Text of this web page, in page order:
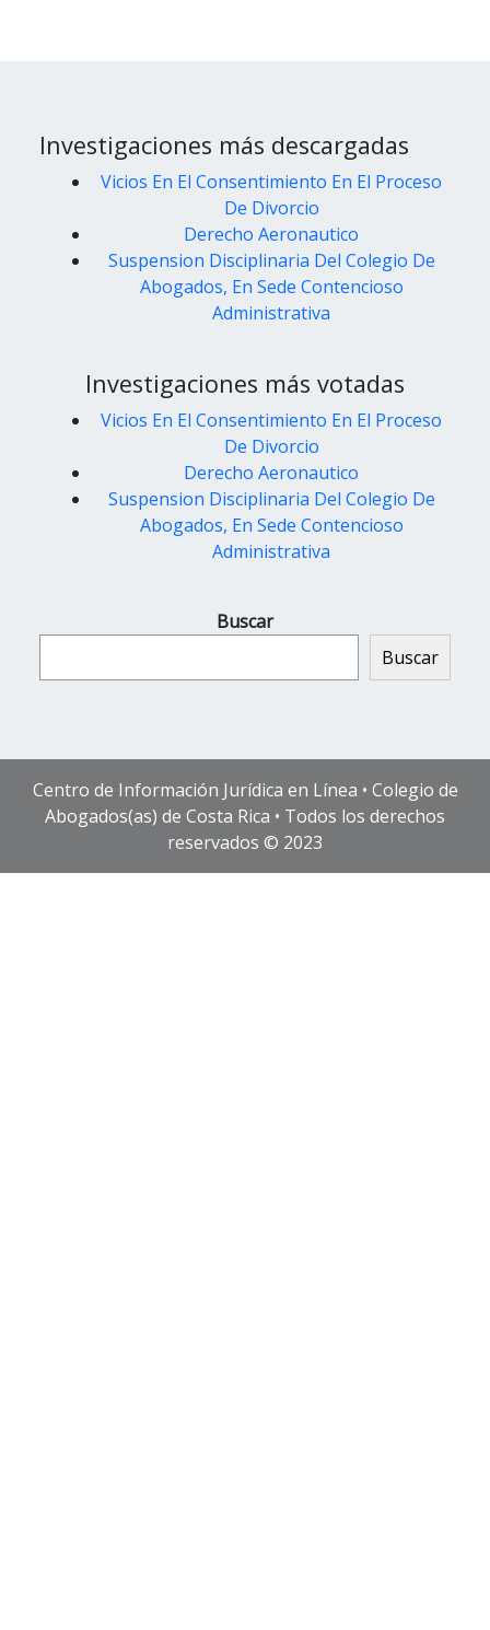
Investigaciones más descargadas
Vicios En El Consentimiento En El Proceso
De Divorcio
Derecho Aeronautico
Suspension Disciplinaria Del Colegio De
Abogados, En Sede Contencioso
Administrativa
Investigaciones más votadas
Vicios En El Consentimiento En El Proceso
De Divorcio
Derecho Aeronautico
Suspension Disciplinaria Del Colegio De
Abogados, En Sede Contencioso
Administrativa
Buscar
Buscar
Centro de Información Jurídica en Línea • Colegio de
Abogados(as) de Costa Rica • Todos los derechos
reservados © 2023